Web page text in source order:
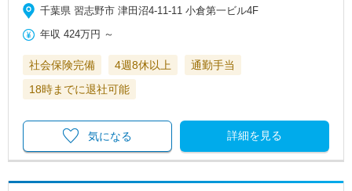
千葉県 習志野市 津田沼4-11-11 小倉第一ビル4F
年収 424万円 ～
社会保険完備 4週8休以上
通勤手当
18時までに退社可能
詳細を見る
気になる